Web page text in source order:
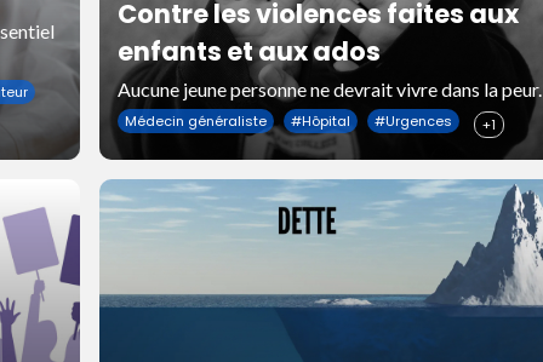
Contre les violences faites aux
enfants et aux ados
Aucune jeune personne ne devrait vivre dans la peur.
Médecin généraliste #Hôpital #Urgences +1